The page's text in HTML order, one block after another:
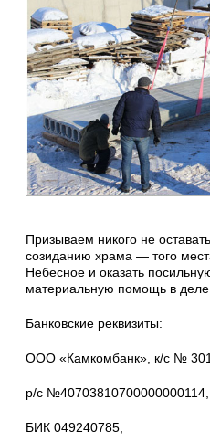
Призываем никого не
созиданию храма — того
Небесное и оказать
материальную помощь в деле
Банковские реквизиты:
ООО «Камкомбанк», к/с №
р/с №40703810700000000114,
БИК 049240785,